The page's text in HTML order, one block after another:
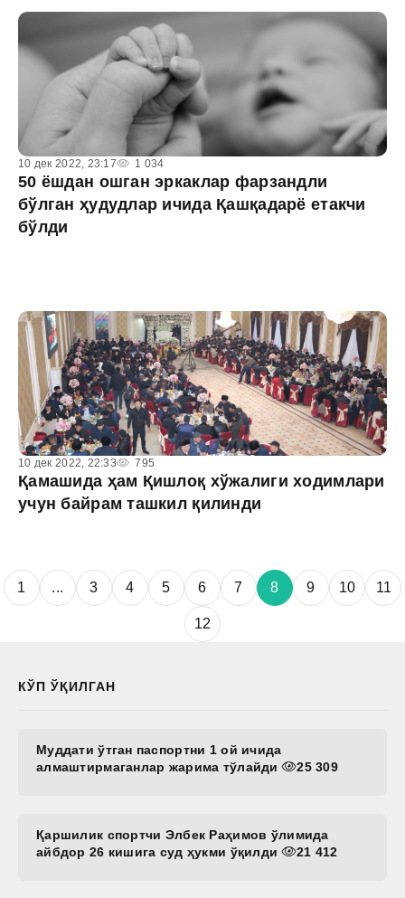
10 дек 2022, 23:17 1 034
50 ёшдан ошган эркаклар фарзандли
бўлган ҳудудлар ичида Қашқадарё етакчи
бўлди
10 дек 2022, 22:33 795
Қамашида ҳам Қишлоқ хўжалиги ходимлари
учун байрам ташкил қилинди
1 ... 3 4 5 6 7 8 9 10 11
12
КЎП ЎҚИЛГАН
Муддати ўтган паспортни 1 ой ичида
алмаштирмаганлар жарима тўлайди
25 309
Қаршилик спортчи Элбек Раҳимов ўлимида
айбдор 26 кишига суд ҳукми ўқилди
21 412